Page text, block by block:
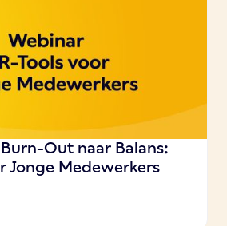
Out naar Balans:
Jonge Medewerkers